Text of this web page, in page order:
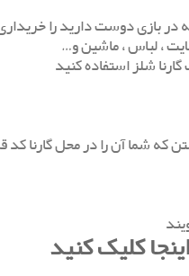
در بازی دوست دارید را
، لباس ، ماشین و…
شلز استفاده کنید
کد شارژ هستند و یکسری اعداد 16 رقمی هستن که شما آن را در محل گارنا
کلیک کنید